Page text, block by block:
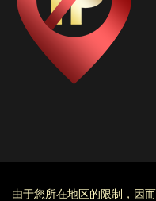
由于您所在地区的限制，因